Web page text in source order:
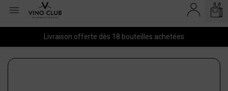

Livraison offerte dès 18 bouteilles achetées